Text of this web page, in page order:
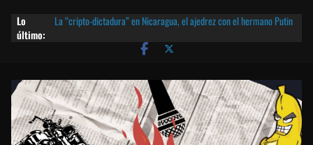
Lo
último:
La “cripto-dictadura” en Nicaragua, el ajedrez con el hermano Putin
Agarrá tu POLLO FRITO, vamos a la dictadura ETERNA | ¡O lo que
¡El partido único! Nicaragua, la Corea del Norte con queso frito y el
Batman de Matagalpa
Las mentiras del Cardenal Leopoldo Brenes con el Papa
¿Piratas de El Carmen en la India? El barco fantasma de Nicaragua |
¡O lo que queda!